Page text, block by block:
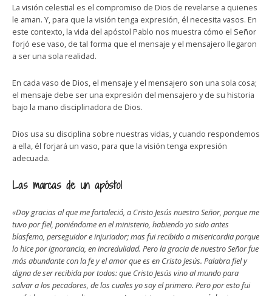
La visión celestial es el compromiso de Dios de revelarse a quienes
le aman. Y, para que la visión tenga expresión, él necesita vasos. En
este contexto, la vida del apóstol Pablo nos muestra cómo el Señor
forjó ese vaso, de tal forma que el mensaje y el mensajero llegaron
a ser una sola realidad.
En cada vaso de Dios, el mensaje y el mensajero son una sola cosa;
el mensaje debe ser una expresión del mensajero y de su historia
bajo la mano disciplinadora de Dios.
Dios usa su disciplina sobre nuestras vidas, y cuando respondemos
a ella, él forjará un vaso, para que la visión tenga expresión
adecuada.
Las marcas de un apóstol
«Doy gracias al que me fortaleció, a Cristo Jesús nuestro Señor, porque me
tuvo por fiel, poniéndome en el ministerio, habiendo yo sido antes
blasfemo, perseguidor e injuriador; mas fui recibido a misericordia porque
lo hice por ignorancia, en incredulidad. Pero la gracia de nuestro Señor fue
más abundante con la fe y el amor que es en Cristo Jesús. Palabra fiel y
digna de ser recibida por todos: que Cristo Jesús vino al mundo para
salvar a los pecadores, de los cuales yo soy el primero. Pero por esto fui